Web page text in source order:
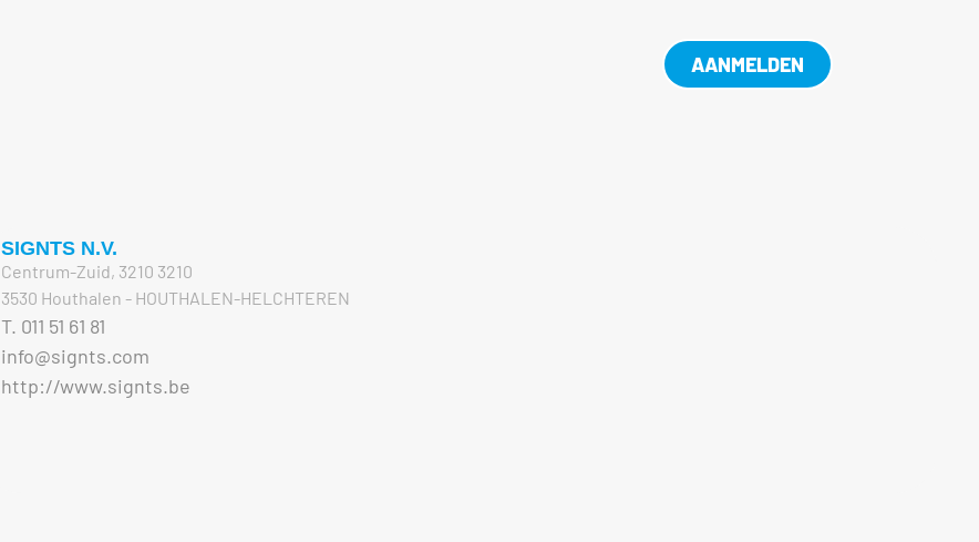
AANMELDEN
SIGNTS N.V.
Centrum-Zuid, 3210 3210
3530 Houthalen - HOUTHALEN-HELCHTEREN
T. 011 51 61 81
info@signts.com
http://www.signts.be